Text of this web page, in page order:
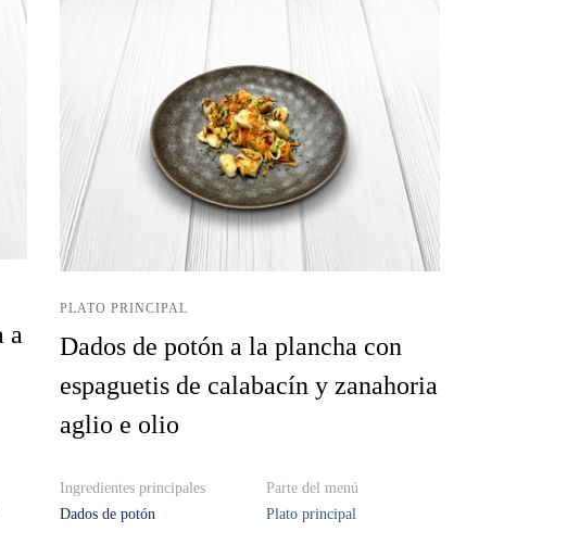
a
PLATO PRINCIPAL
Dados de potón a la plancha con
espaguetis de calabacín y zanahoria
aglio e olio
Ingredientes principales
Dados de potón
Parte del menú
Plato principal